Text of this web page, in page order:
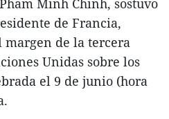
Minh Chinh, sostuvo
de Francia,
de la tercera
Unidas sobre los
el 9 de junio (hora